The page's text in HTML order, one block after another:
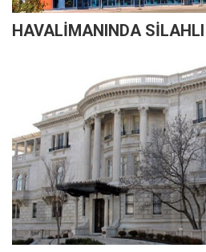
HAVALİMANINDA